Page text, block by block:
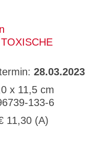
28.03.2023
x 11,5 cm
133-6
11,30 (A)